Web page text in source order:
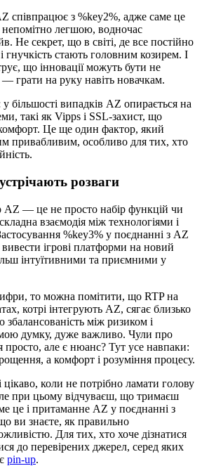
співпрацює з %key2%, адже саме це
легшою, водночас
Не секрет, що в світі, де все постійно
гнучкість стають головним козирем. І
що інновації можуть бути не
грати на руку навіть новачкам.
у більшості випадків AZ опирається на
такі як Vipps і SSL-захист, що
Це ще один фактор, який
привабливим, особливо для тих, хто
розваги
— це не просто набір функцій чи
взаємодія між технологіями і
%key3% у поєднанні з AZ
ігрові платформи на новий
інтуїтивними та приємними у
то можна помітити, що RTP на
котрі інтегрують AZ, сягає близько
між ризиком і
думку, дуже важливо. Чули про
просто, але є нюанс? Тут усе навпаки:
а комфорт і розуміння процесу.
цікаво, коли не потрібно ламати голову
при цьому відчуваєш, що тримаєш
це і притаманне AZ у поєднанні з
ви знаєте, як правильно
Для тих, хто хоче дізнатися
до перевірених джерел, серед яких
pin-up.